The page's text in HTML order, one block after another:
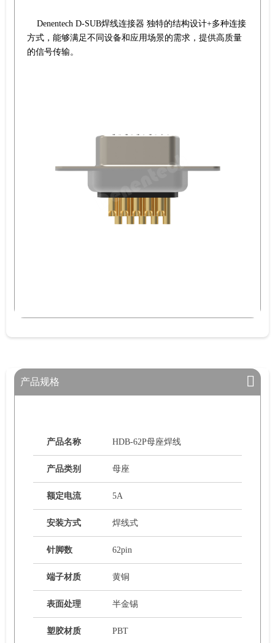
Denentech D-SUB焊线连接器 独特的结构设计+多种连接
方式，能够满足不同设备和应用场景的需求，提供高质量
的信号传输。
产品规格
产品名称 HDB-62P母座焊线
产品类别 母座
额定电流 5A
安装方式 焊线式
针脚数 62pin
端子材质 黄铜
表面处理 半金锡
塑胶材质 PBT